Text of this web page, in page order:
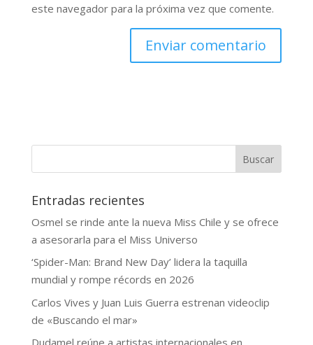
este navegador para la próxima vez que comente.
Buscar
Entradas recientes
Osmel se rinde ante la nueva Miss Chile y se ofrece
a asesorarla para el Miss Universo
‘Spider-Man: Brand New Day’ lidera la taquilla
mundial y rompe récords en 2026
Carlos Vives y Juan Luis Guerra estrenan videoclip
de «Buscando el mar»